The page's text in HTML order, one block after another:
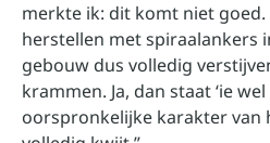
merkte ik: dit komt niet goed.
herstellen met spiraalankers
gebouw dus volledig
krammen. Ja, dan staat ‘ie
oorspronkelijke karakter van